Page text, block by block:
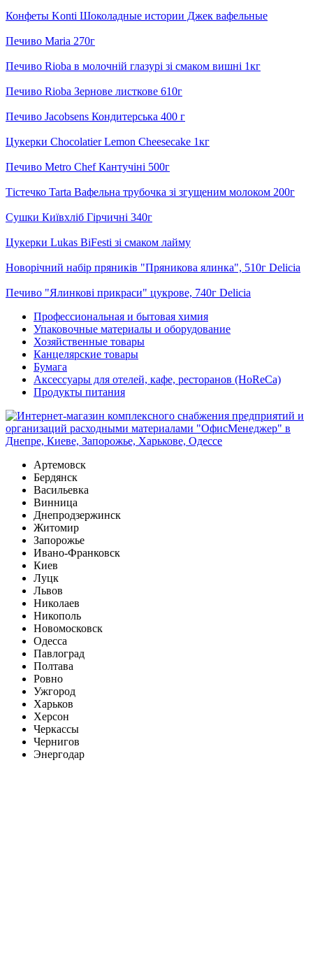
Конфеты Konti Шоколадные истории Джек вафельные
Печиво Maria 270г
Печиво Rioba в молочній глазурі зі смаком вишні 1кг
Печиво Rioba Зернове листкове 610г
Печиво Jacobsens Кондитерська 400 г
Цукерки Chocolatier Lemon Cheesecake 1кг
Печиво Metro Chef Кантучіні 500г
Тістечко Tarta Вафельна трубочка зі згущеним молоком 200г
Сушки Київхліб Гірчичні 340г
Цукерки Lukas BiFesti зі смаком лайму
Новорічний набір пряників "Пряникова ялинка", 510г Delicia
Печиво "Ялинкові прикраси" цукрове, 740г Delicia
Профессиональная и бытовая химия
Упаковочные материалы и оборудование
Хозяйственные товары
Канцелярские товары
Бумага
Аксессуары для отелей, кафе, ресторанов (HoReCa)
Продукты питания
Артемовск
Бердянск
Васильевка
Винница
Днепродзержинск
Житомир
Запорожье
Ивано-Франковск
Киев
Луцк
Львов
Николаев
Никополь
Новомосковск
Одесса
Павлоград
Полтава
Ровно
Ужгород
Харьков
Херсон
Черкассы
Чернигов
Энергодар